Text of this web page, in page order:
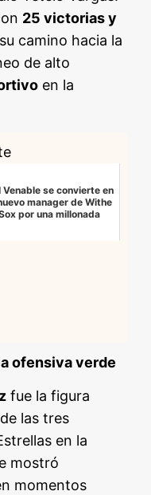
25 victorias y
camino hacia la
de alto
en la
Venable se convierte en
manager de Withe
por una millonada
ofensiva verde
fue la figura
las tres
en la
mostró
momentos